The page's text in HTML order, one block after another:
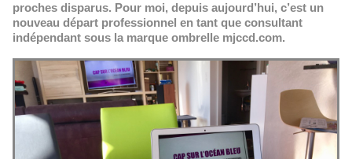
proches disparus. Pour moi, depuis aujourd’hui, c’est un
nouveau départ professionnel en tant que consultant
indépendant sous la marque ombrelle mjccd.com.